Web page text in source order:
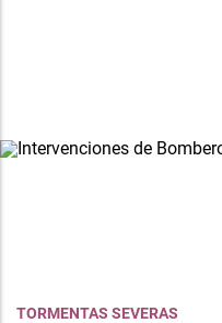
TORMENTAS SEVERAS